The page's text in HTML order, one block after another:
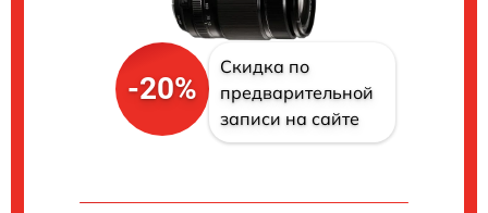
-20%
Скидка по
предварительной
записи на сайте